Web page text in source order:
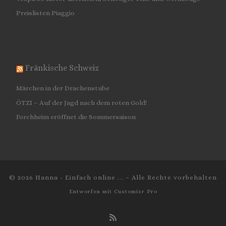
Preislisten Piaggio
Fränkische Schweiz
Märchen in der Drachenstube
ÖTZI – Auf der Jagd nach dem roten Gold!
Forchheim eröffnet die Sommersaison
© 2026 Hanna - Einfach online ... – Alle Rechte vorbehalten
Entworfen mit Customizr Pro